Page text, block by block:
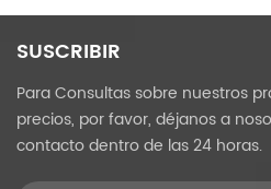
SUSCRIBIR
Para Consultas sobre nuestros
precios, por favor, déjanos a
contacto dentro de las 24 horas.